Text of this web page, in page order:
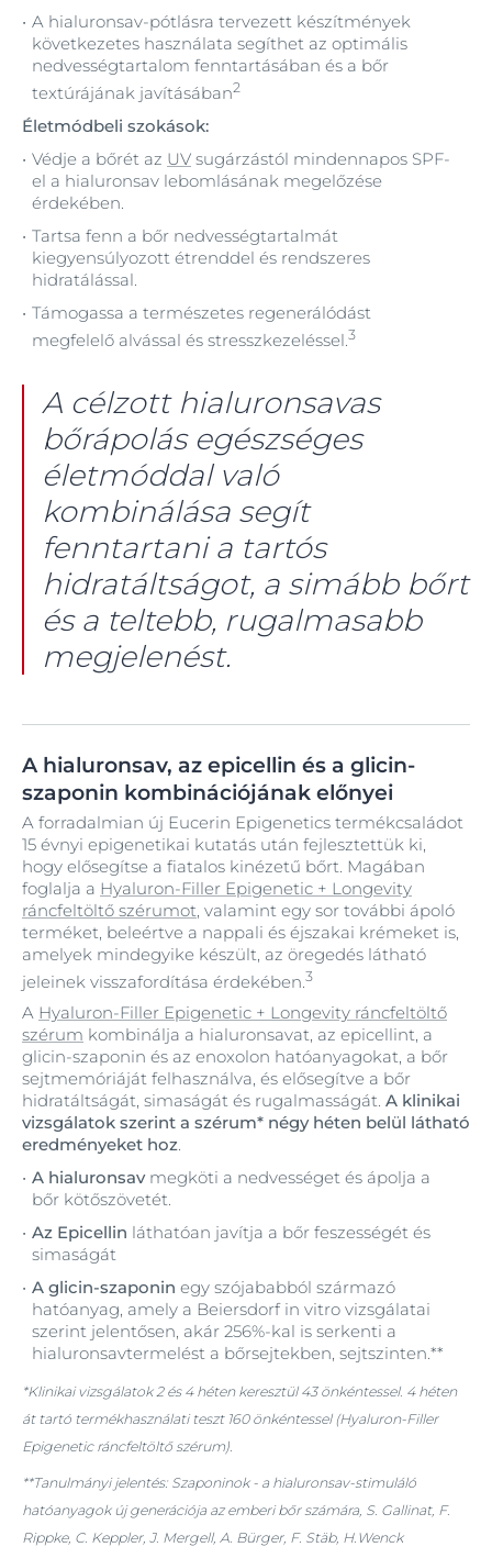
A hialuronsav-pótlásra tervezett készítmények
következetes használata segíthet az optimális
nedvességtartalom fenntartásában és a bőr
textúrájának javításában2
Életmódbeli szokások:
Védje a bőrét az UV sugárzástól mindennapos SPF-
el a hialuronsav lebomlásának megelőzése
érdekében.
Tartsa fenn a bőr nedvességtartalmát
kiegyensúlyozott étrenddel és rendszeres
hidratálással.
Támogassa a természetes regenerálódást
megfelelő alvással és stresszkezeléssel.3
A célzott hialuronsavas
bőrápolás egészséges
életmóddal való
kombinálása segít
fenntartani a tartós
hidratáltságot, a simább bőrt
és a teltebb, rugalmasabb
megjelenést.
A hialuronsav, az epicellin és a glicin-
szaponin kombinációjának előnyei
A forradalmian új Eucerin Epigenetics termékcsaládot
15 évnyi epigenetikai kutatás után fejlesztettük ki,
hogy elősegítse a fiatalos kinézetű bőrt. Magában
foglalja a Hyaluron-Filler Epigenetic + Longevity
ráncfeltöltő szérumot, valamint egy sor további ápoló
terméket, beleértve a nappali és éjszakai krémeket is,
amelyek mindegyike készült, az öregedés látható
jeleinek visszafordítása érdekében.3
A Hyaluron-Filler Epigenetic + Longevity ráncfeltöltő
szérum kombinálja a hialuronsavat, az epicellint, a
glicin-szaponin és az enoxolon hatóanyagokat, a bőr
sejtmemóriáját felhasználva, és elősegítve a bőr
hidratáltságát, simaságát és rugalmasságát. A klinikai
vizsgálatok szerint a szérum* négy héten belül látható
eredményeket hoz.
A hialuronsavmegköti a nedvességet és ápolja a
bőr kötőszövetét.
Az Epicellin láthatóan javítja a bőr feszességét és
simaságát
A glicin-szaponin egy szójababból származó
hatóanyag, amely a Beiersdorf in vitro vizsgálatai
szerint jelentősen, akár 256%-kal is serkenti a
hialuronsavtermelést a bőrsejtekben, sejtszinten.**
*Klinikai vizsgálatok 2 és 4 héten keresztül 43 önkéntessel. 4 héten
át tartó termékhasználati teszt 160 önkéntessel (Hyaluron-Filler
Epigenetic ráncfeltöltő szérum).
**Tanulmányi jelentés: Szaponinok - a hialuronsav-stimuláló
hatóanyagok új generációja az emberi bőr számára, S. Gallinat, F.
Rippke, C. Keppler, J. Mergell, A. Bürger, F. Stäb, H.Wenck